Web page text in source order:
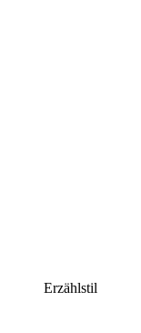
Erzählstil